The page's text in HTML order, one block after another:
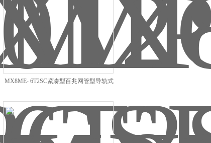
MX8ME- 6T2SC紧凑型百兆网管型导轨式